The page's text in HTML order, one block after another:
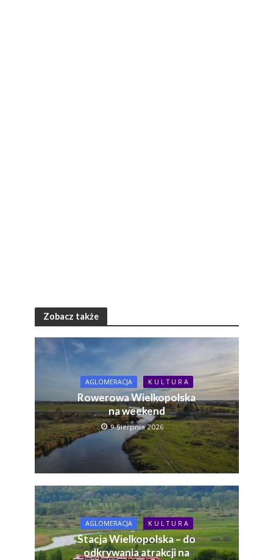
Zobacz także
AGLOMERACJA K U L T U R A
Rowerowa Wielkopolska
na weekend
9 Sierpnia 2026
AGLOMERACJA K U L T U R A
Stacja Wielkopolska – do
odkrywania atrakcji na